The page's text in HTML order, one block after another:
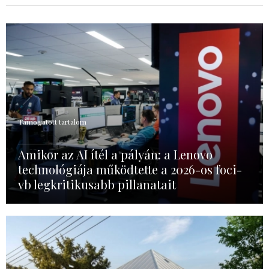
Támogatott tartalom
Amikor az AI ítél a pályán: a Lenovo
technológiája működtette a 2026-os foci-
vb legkritikusabb pillanatait